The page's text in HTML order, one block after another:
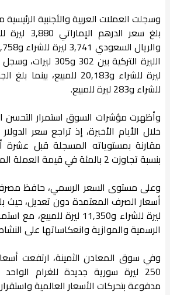
وسجلت العملات العربية والأجنبية
للشراء و283 ليرة للمبيع.
وأظهرت مؤشرات السوق استمرار التحسن
مقارنة بمستوياته المسجلة قبل عشرة
بنسبة تجاوزت 2 بالمئة في قيمة العملة المحلية.
وعلى مستوى السعر الرسمي، حافظ
ليرة للشراء و11,350 ليرة
الرسمية والموازية وانعكاساتها على
وفي سوق المعادن الثمينة، ارتفعت
250 ليرة سورية جديدة للغرام
مدفوعة بتحركات الأسعار العالمية